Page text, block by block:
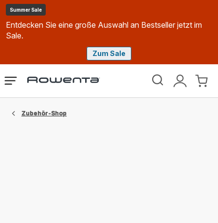
Summer Sale
Entdecken Sie eine große Auswahl an Bestseller jetzt im
Sale.
Zum Sale
Rowenta
Mein
Mein
Das
Zubehör-Shop